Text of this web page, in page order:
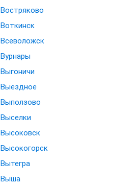
Востряково
Воткинск
Всеволожск
Вурнары
Выгоничи
Выездное
Выползово
Выселки
Высоковск
Высокогорск
Вытегра
Выша